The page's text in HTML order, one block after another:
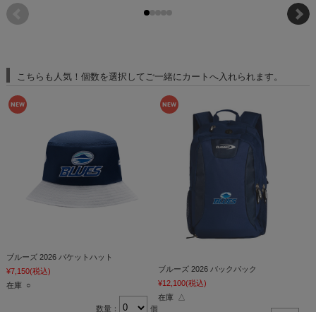
こちらも人気！個数を選択してご一緒にカートへ入れられます。
ブルーズ 2026 バケットハット
¥7,150(税込)
在庫 ○
数量： 個
ブルーズ 2026 バックパック
¥12,100(税込)
在庫 △